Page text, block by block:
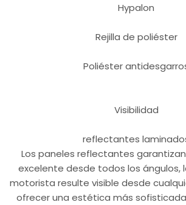
Hypalon
Rejilla de poliéster
Poliéster
Visibilidad
reflectantes
Los paneles reflectantes
excelente desde todos los ángulos,
motorista resulte visible desde
ofrecer una estética más